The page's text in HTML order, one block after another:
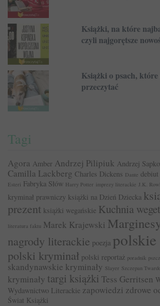
Książki, na które
czyli najgorętsze
Książki o psach, które
przeczytać
Tagi
Agora Amber Andrzej Pilipiuk Andrzej
Camilla Lackberg Charles Dickens Dante
Esteri Fabryka Słów Harry Potter imprezy literackie J.K.
kryminał prawniczy książki na Dzień Dziecka
prezent książki wegańskie Kuchnia
literatura faktu Marek Krajewski
nagrody literackie poezja
polski kryminał polski reportaż poradnik
skandynawskie kryminały Slayer Szczepan
kryminały targi książki Tess Gerritsen
Wydawnictwo Literackie zapowiedzi zdrowe
Świat Książki